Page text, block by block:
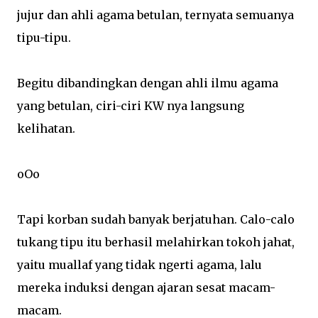
jujur dan ahli agama betulan, ternyata semuanya
tipu-tipu.
Begitu dibandingkan dengan ahli ilmu agama
yang betulan, ciri-ciri KW nya langsung
kelihatan.
oOo
Tapi korban sudah banyak berjatuhan. Calo-calo
tukang tipu itu berhasil melahirkan tokoh jahat,
yaitu muallaf yang tidak ngerti agama, lalu
mereka induksi dengan ajaran sesat macam-
macam.